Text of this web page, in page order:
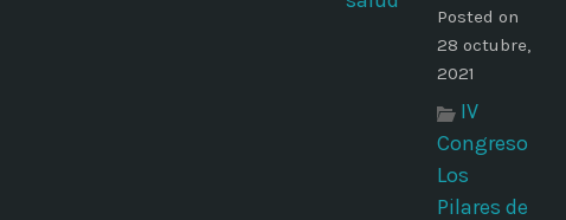
Posted on
28 octubre,
2021
IV
Congreso
Los
Pilares de